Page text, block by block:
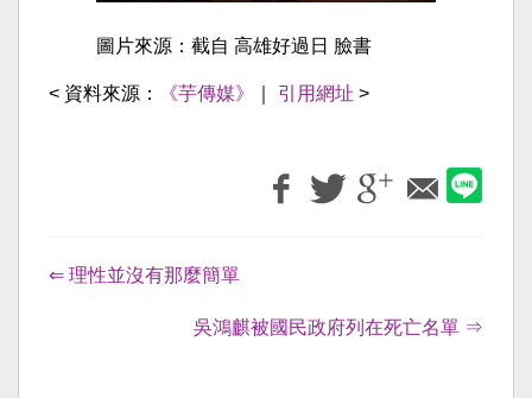
圖片來源：截自 高雄好過日 臉書
< 資料來源： 《芋傳媒》 引用網址 >
⇐ 理性並沒有那麼簡單
吳鴻麒被國民政府列在死亡名單 ⇒